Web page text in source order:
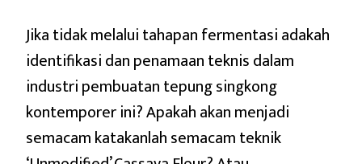
Jika tidak melalui tahapan fermentasi adakah
identifikasi dan penamaan teknis dalam
industri pembuatan tepung singkong
kontemporer ini? Apakah akan menjadi
semacam katakanlah semacam teknik